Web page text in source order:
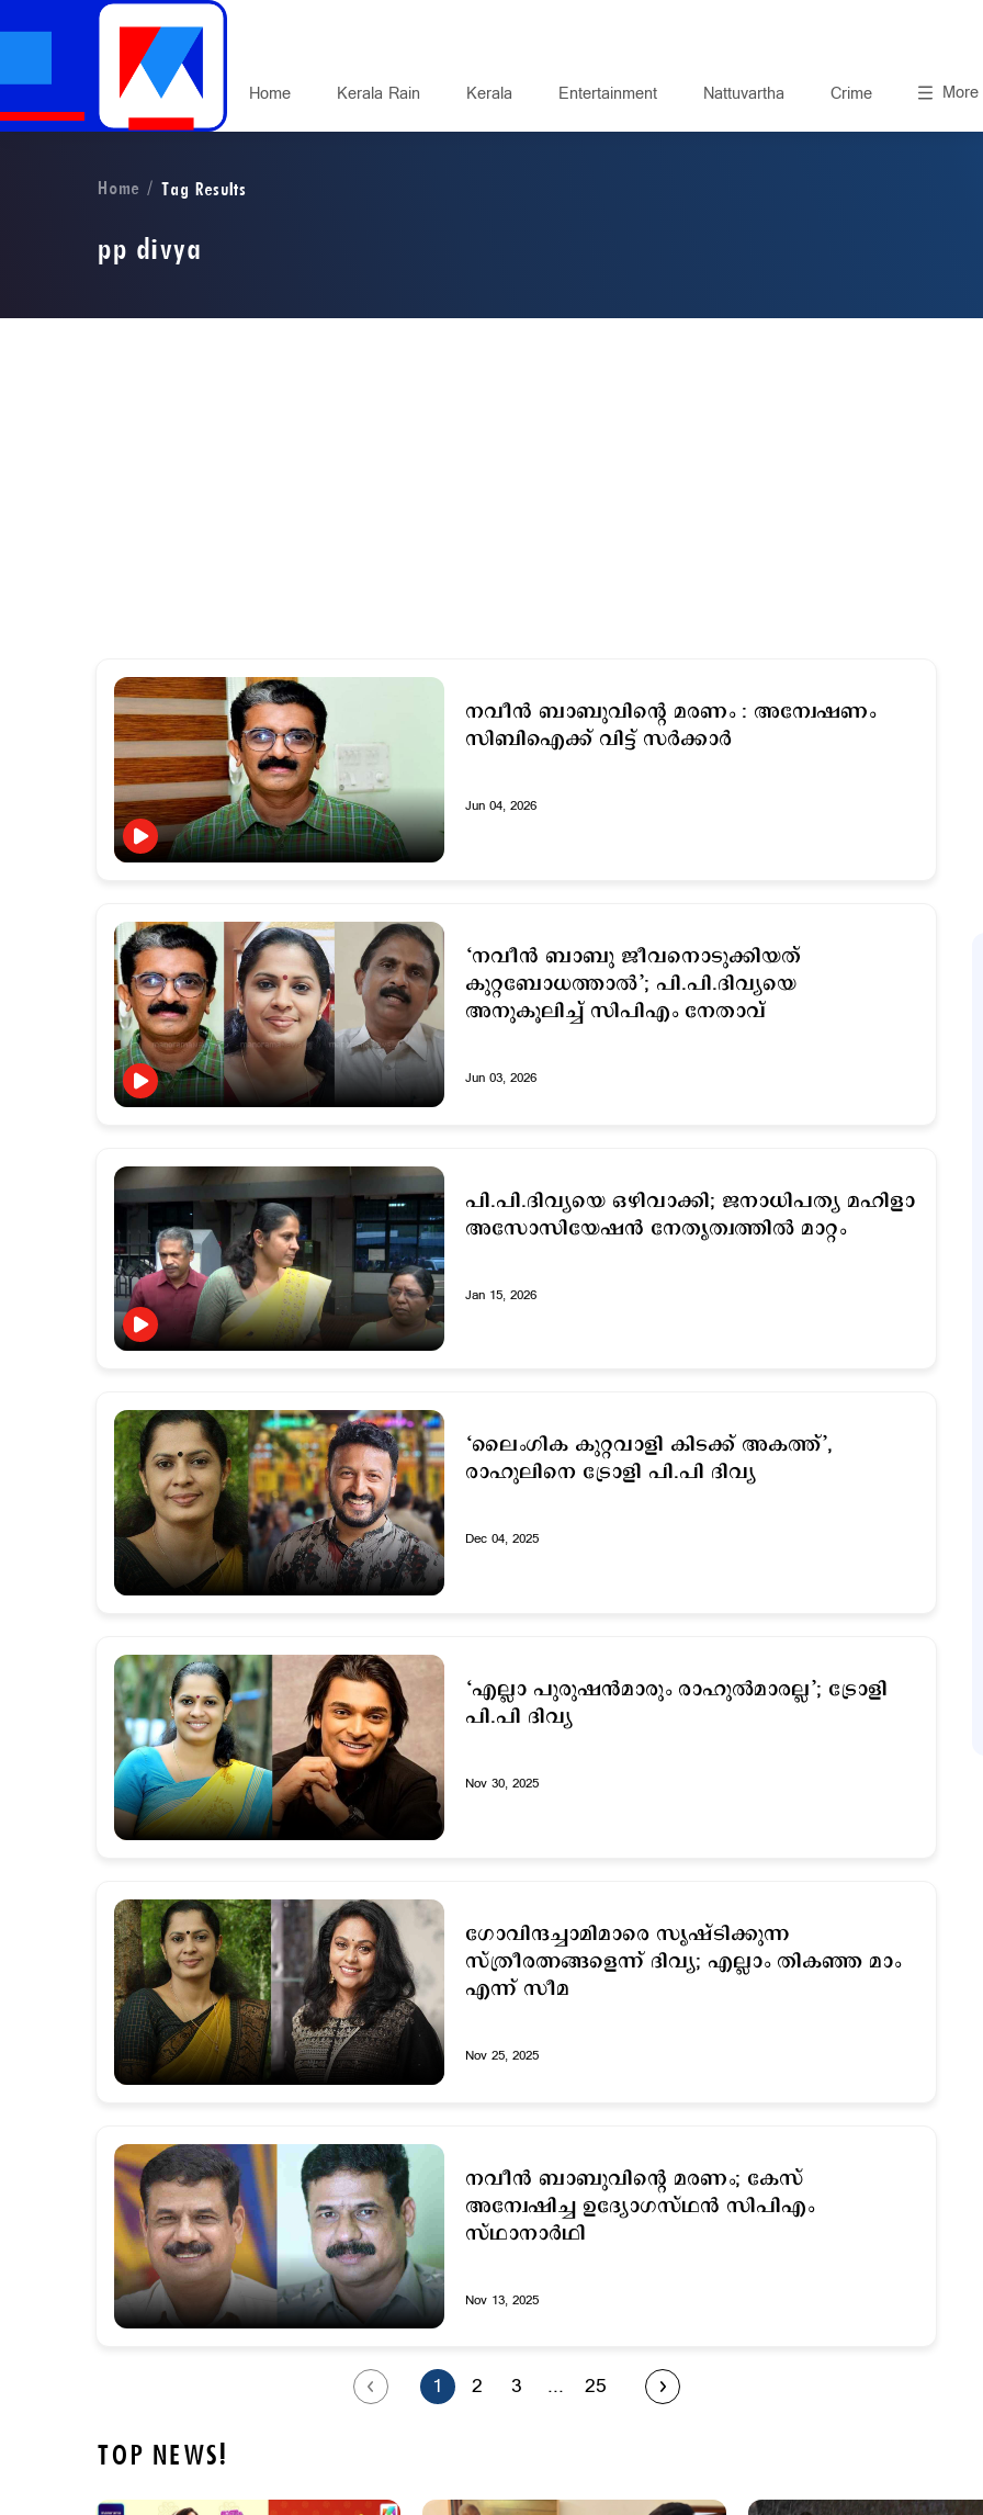
Home Kerala Rain Kerala Entertainment Nattuvartha Crime More
Home Tag Results
pp divya
നവീൻ ബാബുവിന്റെ മരണം : അന്വേഷണം
സിബിഐക്ക് വിട്ട് സർക്കാർ
Jun 04, 2026
‘നവീന്‍ ബാബു ജീവനൊടുക്കിയത്
കുറ്റബോധത്താല്‍’; പി.പി.ദിവ്യയെ
അനുകൂലിച്ച് സിപിഎം നേതാവ്
Jun 03, 2026
പി.പി.ദിവ്യയെ ഒഴിവാക്കി; ജനാധിപത്യ മഹിളാ
അസോസിയേഷൻ നേതൃത്വത്തിൽ മാറ്റം
Jan 15, 2026
‘ലൈംഗിക കുറ്റവാളി കിടക്ക് അകത്ത്’,
രാഹുലിനെ ട്രോളി പി.പി ദിവ്യ
Dec 04, 2025
‘എല്ലാ പുരുഷൻമാരും രാഹുൽമാരല്ല’; ട്രോളി
പി.പി ദിവ്യ
Nov 30, 2025
ഗോവിന്ദച്ചാമിമാരെ സൃഷ്ടിക്കുന്ന
സ്ത്രീരത്നങ്ങളെന്ന് ദിവ്യ; എല്ലാം തികഞ്ഞ മാം
എന്ന് സീമ
Nov 25, 2025
നവീന്‍ ബാബുവിന്റെ മരണം; കേസ്
അന്വേഷിച്ച ഉദ്യോഗസ്ഥന്‍ സിപിഎം
സ്ഥാനാര്‍ഥി
Nov 13, 2025
1 2 3 ... 25
TOP NEWS!